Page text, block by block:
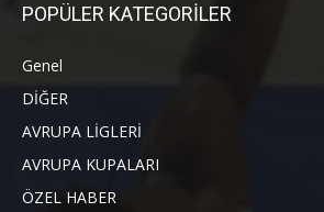
POPÜLER KATEGORİLER
Genel
DİĞER
AVRUPA LİGLERİ
AVRUPA KUPALARI
ÖZEL HABER